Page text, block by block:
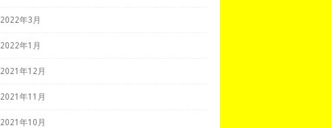
2022年3月
2022年1月
2021年12月
2021年11月
2021年10月